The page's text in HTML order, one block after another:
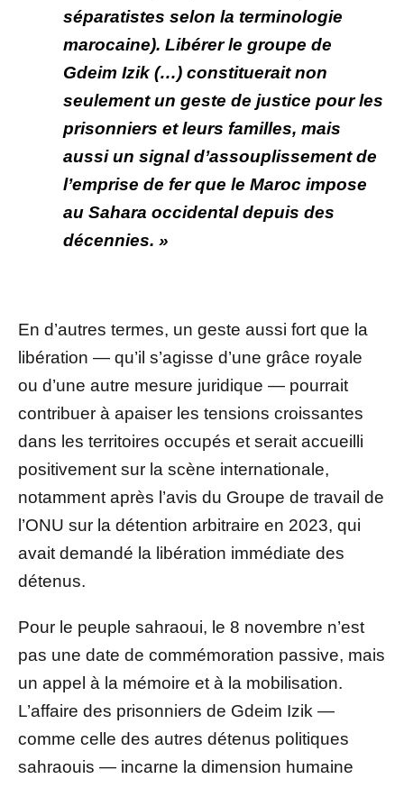
séparatistes selon la terminologie
marocaine). Libérer le groupe de
Gdeim Izik (…) constituerait non
seulement un geste de justice pour les
prisonniers et leurs familles, mais
aussi un signal d’assouplissement de
l’emprise de fer que le Maroc impose
au Sahara occidental depuis des
décennies. »
En d’autres termes, un geste aussi fort que la
libération — qu’il s’agisse d’une grâce royale
ou d’une autre mesure juridique — pourrait
contribuer à apaiser les tensions croissantes
dans les territoires occupés et serait accueilli
positivement sur la scène internationale,
notamment après l’avis du Groupe de travail de
l’ONU sur la détention arbitraire en 2023, qui
avait demandé la libération immédiate des
détenus.
Pour le peuple sahraoui, le 8 novembre n’est
pas une date de commémoration passive, mais
un appel à la mémoire et à la mobilisation.
L’affaire des prisonniers de Gdeim Izik —
comme celle des autres détenus politiques
sahraouis — incarne la dimension humaine